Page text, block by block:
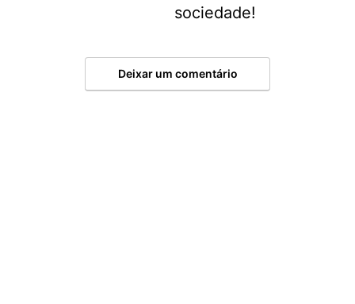
sociedade!
Deixar um comentário